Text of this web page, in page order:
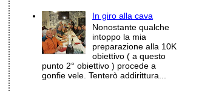
In giro alla cava
Nonostante qualche
intoppo la mia
preparazione alla 10K
obiettivo ( a questo
punto 2° obiettivo ) procede a
gonfie vele. Tenterò addirittura...